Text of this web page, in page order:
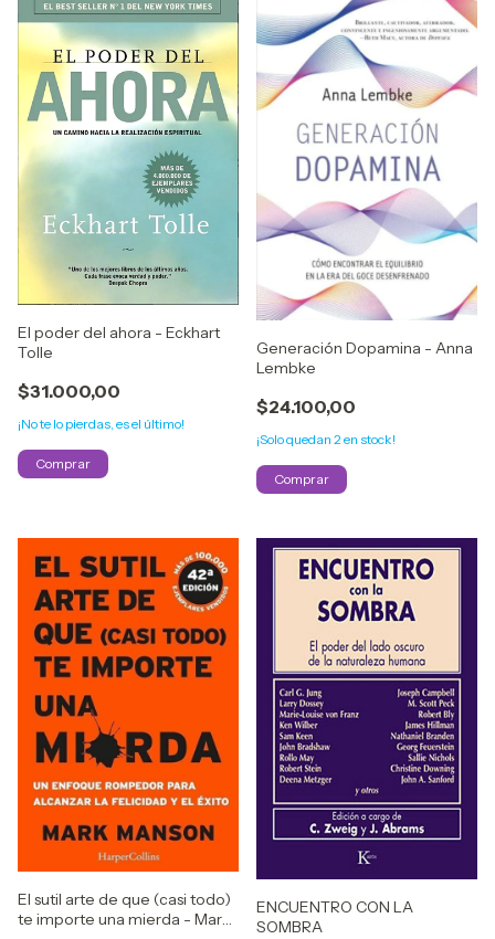
El poder del ahora - Eckhart
Tolle
$31.000,00
¡No te lo pierdas, es el último!
Generación Dopamina - Anna
Lembke
$24.100,00
¡Solo quedan 2 en stock!
El sutil arte de que (casi todo)
te importe una mierda - Mark
ENCUENTRO CON LA
SOMBRA